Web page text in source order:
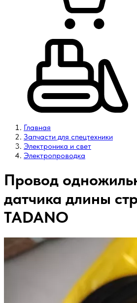
Главная
Запчасти для спецтехники
Электроника и свет
Электропроводка
Провод
датчика длины
TADANO